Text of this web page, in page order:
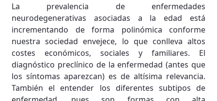
La prevalencia de enfermedades
neurodegenerativas asociadas a la edad está
incrementando de forma polinómica conforme
nuestra sociedad envejece, lo que conlleva altos
costes económicos, sociales y familiares. El
diagnóstico preclínico de la enfermedad (antes que
los síntomas aparezcan) es de altísima relevancia.
También el entender los diferentes subtipos de